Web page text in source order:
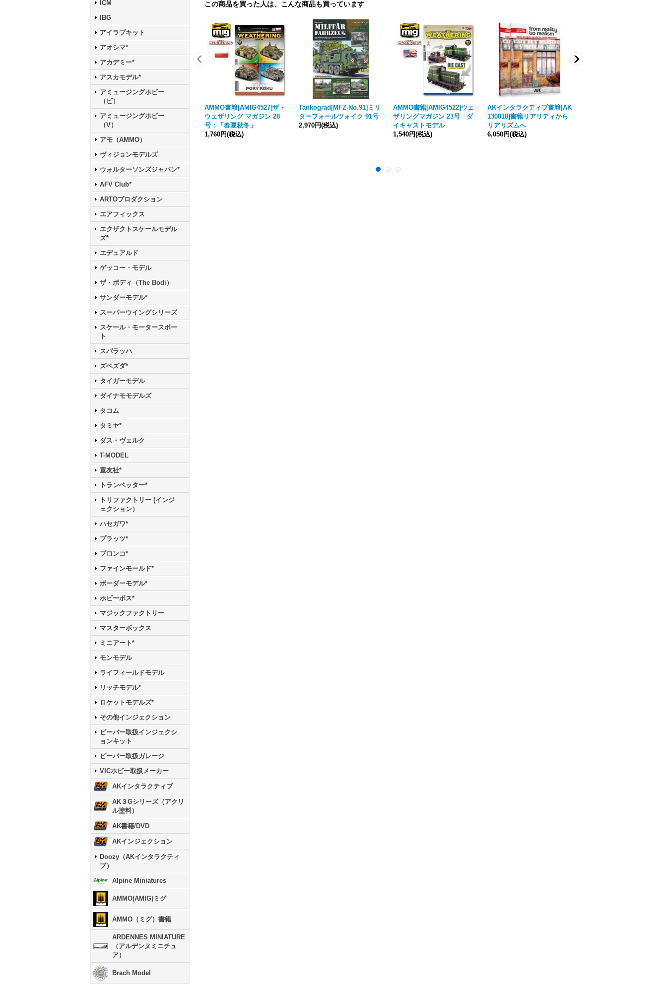
ICM
IBG
アイラブキット
アオシマ*
アカデミー*
アスカモデル*
アミュージングホビー
（ビ）
アミュージングホビー
（V）
アモ（AMMO）
ヴィジョンモデルズ
ウォルターソンズジャパン*
AFV Club*
ARTOプロダクション
エアフィックス
エクザクトスケールモデル
ズ*
エデュアルド
ゲッコー・モデル
ザ・ボディ（The Bodi）
サンダーモデル*
スーパーウイングシリーズ
スケール・モータースポー
ト
スパラッハ
ズベズダ*
タイガーモデル
ダイナモモデルズ
タコム
タミヤ*
ダス・ヴェルク
T-MODEL
童友社*
トランペッター*
トリファクトリー (インジ
ェクション）
ハセガワ*
プラッツ*
ブロンコ*
ファインモールド*
ボーダーモデル*
ホビーボス*
マジックファクトリー
マスターボックス
ミニアート*
モンモデル
ライフィールドモデル
リッチモデル*
ロケットモデルズ*
その他インジェクション
ビーバー取扱インジェクシ
ョンキット
ビーバー取扱ガレージ
VICホビー取扱メーカー
AKインタラクティブ
AK３Gシリーズ（アクリ
ル塗料）
AK書籍/DVD
AKインジェクション
Doozy（AKインタラクティ
ブ）
Alpine Miniatures
AMMO(AMIG)ミグ
AMMO（ミグ）書籍
ARDENNES MINIATURE
（アルデンヌミニチュ
ア）
Brach Model
この商品を買った人は、こんな商品も買っています
AMMO書籍[AMIG4527]ザ・
ウェザリング マガジン 28
号：「春夏秋冬」
1,760円(税込)
Tankograd[MFZ-No.91]ミリ
ターフォールツォイク 91号
2,970円(税込)
AMMO書籍[AMIG4522]ウェ
ザリングマガジン 23号 ダ
イキャストモデル
1,540円(税込)
AKインタラクティブ書籍[AK
130018]書籍リアリティから
リアリズムへ
6,050円(税込)